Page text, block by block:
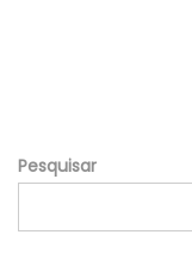
Pesquisar